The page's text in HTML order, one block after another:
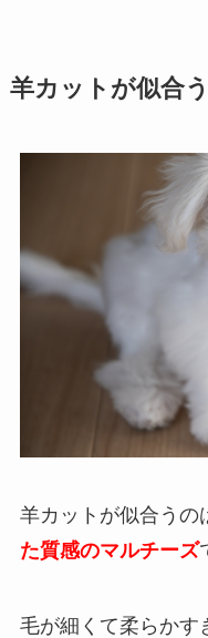
羊カットが似合
羊カットが似合うの
た質感のマルチーズ
毛が細くて柔らかす